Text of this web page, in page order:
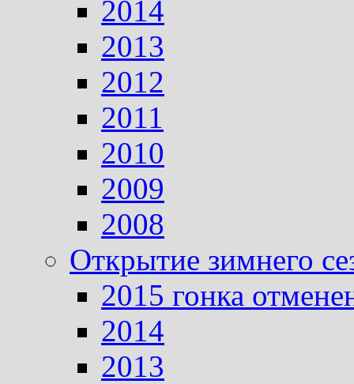
2014
2013
2012
2011
2010
2009
2008
Открытие зимнего
2015 гонка
2014
2013